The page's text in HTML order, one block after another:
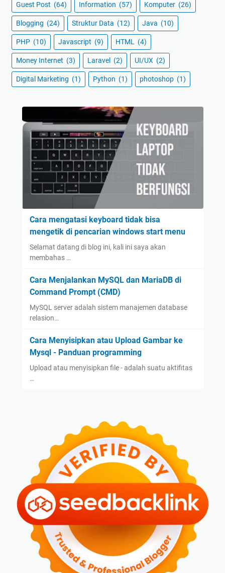
Guest Post (64) Information (57) Komputer (26)
Blogging (24) Struktur Data (12) Java (10)
PHP (10) Javascript (9) HTML (4)
Money Internet (3) Laravel (2) UI/UX (2)
Digital Marketing (1) Python (1) photoshop (1)
Cara mengatasi keyboard tidak bisa
mengetik di pencarian windows start menu
Selamat datang di blog ini, kali ini saya akan
membahas …
Cara Menjalankan MySQL dan MariaDB di
Command Prompt (CMD)
MySQL server adalah sistem manajemen database
relasion…
Cara Menyisipkan atau Upload Gambar ke
Mysql - Panduan programming
Upload atau menyisipkan file - adalah suatu aktifitas
…